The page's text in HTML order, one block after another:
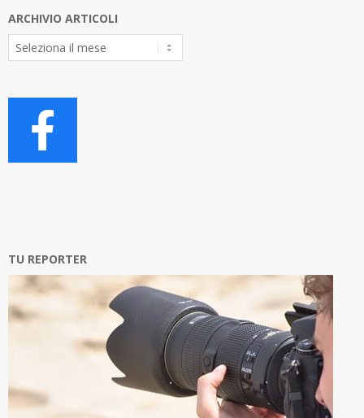
ARCHIVIO ARTICOLI
Archivio
Articoli
TU REPORTER